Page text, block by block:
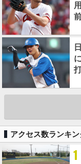
アクセス数ランキン
1